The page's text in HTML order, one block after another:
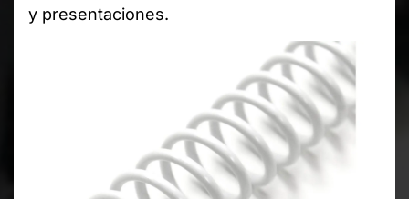
y presentaciones.